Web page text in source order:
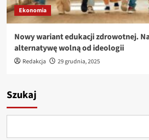
Ekonomia
Nowy wariant edukacji zdrowotnej.
alternatywę wolną od ideologii
Redakcja 29 grudnia, 2025
Szukaj